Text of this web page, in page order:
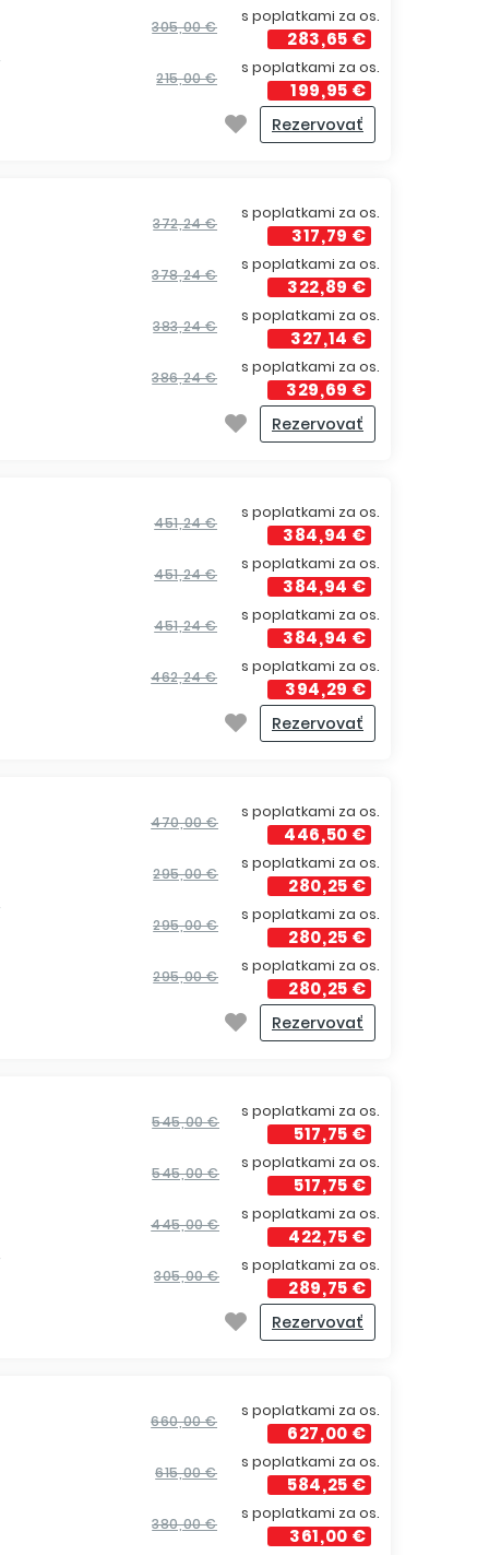
305,00 €
s poplatkami za os.
283,65 €
215,00 €
s poplatkami za os.
199,95 €
Rezervovať
372,24 €
s poplatkami za os.
317,79 €
378,24 €
s poplatkami za os.
322,89 €
383,24 €
s poplatkami za os.
327,14 €
386,24 €
s poplatkami za os.
329,69 €
Rezervovať
451,24 €
s poplatkami za os.
384,94 €
451,24 €
s poplatkami za os.
384,94 €
451,24 €
s poplatkami za os.
384,94 €
462,24 €
s poplatkami za os.
394,29 €
Rezervovať
470,00 €
s poplatkami za os.
446,50 €
295,00 €
s poplatkami za os.
280,25 €
295,00 €
s poplatkami za os.
280,25 €
295,00 €
s poplatkami za os.
280,25 €
Rezervovať
545,00 €
s poplatkami za os.
517,75 €
545,00 €
s poplatkami za os.
517,75 €
445,00 €
s poplatkami za os.
422,75 €
305,00 €
s poplatkami za os.
289,75 €
Rezervovať
660,00 €
s poplatkami za os.
627,00 €
615,00 €
s poplatkami za os.
584,25 €
380,00 €
s poplatkami za os.
361,00 €